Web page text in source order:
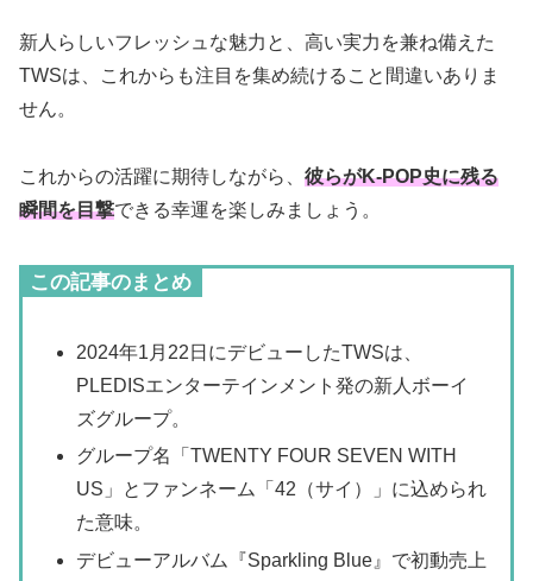
新人らしいフレッシュな魅力と、高い実力を兼ね備えた
TWSは、これからも注目を集め続けること間違いありま
せん。
これからの活躍に期待しながら、 彼らがK-POP史に残る
瞬間を目撃できる幸運を楽しみましょう。
この記事のまとめ
2024年1月22日にデビューしたTWSは、
PLEDISエンターテインメント発の新人ボーイ
ズグループ。
グループ名「TWENTY FOUR SEVEN WITH
US」とファンネーム「42（サイ）」に込められ
た意味。
デビューアルバム『Sparkling Blue』で初動売上